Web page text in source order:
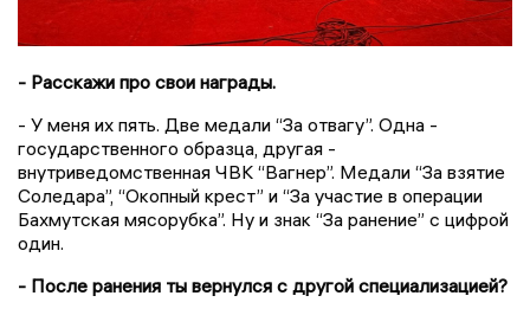
- Расскажи про свои награды.
- У меня их пять. Две медали “За отвагу”. Одна -
государственного образца, другая -
внутриведомственная ЧВК “Вагнер”. Медали “За взятие
Соледара”, “Окопный крест” и “За участие в операции
Бахмутская мясорубка”. Ну и знак “За ранение” с цифрой
один.
- После ранения ты вернулся с другой специализацией?